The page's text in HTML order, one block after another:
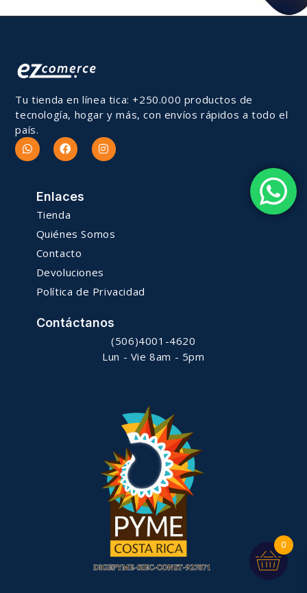
Tu tienda en línea tica: +250.000 productos de
tecnología, hogar y más, con envíos rápidos a todo el
país.
Enlaces
Tienda
Quiénes Somos
Contacto
Devoluciones
Política de Privacidad
Contáctanos
(506)4001-4620
Lun - Vie 8am - 5pm
0